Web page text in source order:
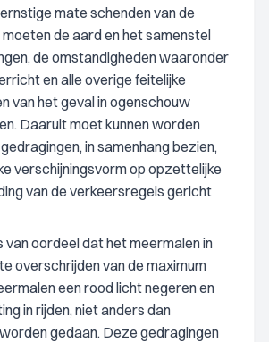
mate schenden van de
de aard en het samenstel
de omstandigheden waaronder
en alle overige feitelijke
van het geval in ogenschouw
Daaruit moet kunnen worden
in samenhang bezien,
verschijningsvorm op opzettelijke
van de verkeersregels gericht
van oordeel dat het meermalen in
overschrijden van de maximum
een rood licht negeren en
in rijden, niet anders dan
gedaan. Deze gedragingen